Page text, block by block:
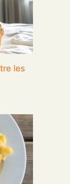
les